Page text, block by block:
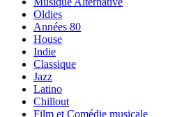
Oldies
Années 80
House
Indie
Classique
Jazz
Latino
Chillout
Film et Comédie musicale